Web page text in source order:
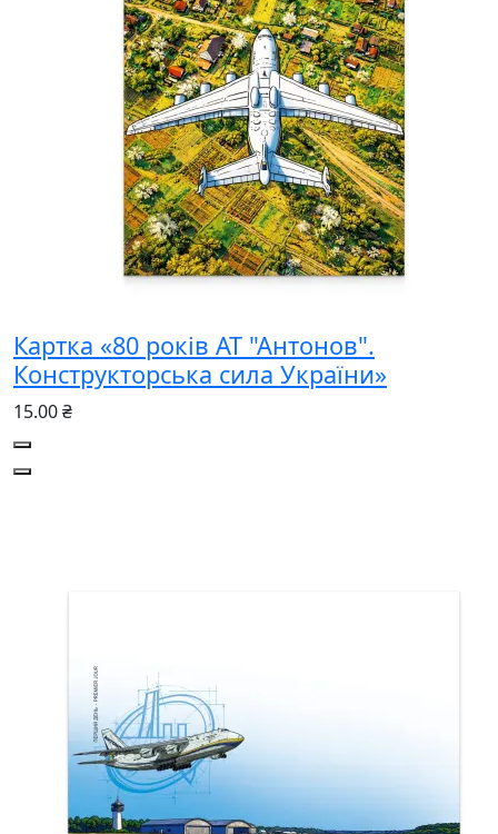
Картка «80 років АТ "Антонов".
Конструкторська сила України»
15.00 ₴